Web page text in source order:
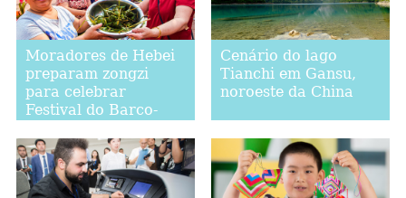
Moradores de Hebei
preparam zongzi
para celebrar
Festival do Barco-
Cenário do lago
Tianchi em Gansu,
noroeste da China